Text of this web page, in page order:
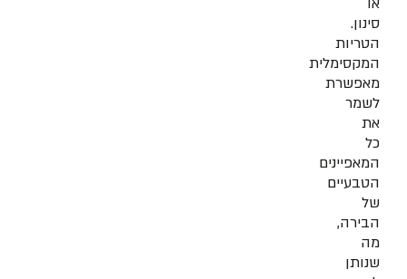
סינון.
הטריות
המקסימלית
מאפשרת
לשמר
את
כל
המאפיינים
הטבעיים
של
הבירה,
מה
שנותן